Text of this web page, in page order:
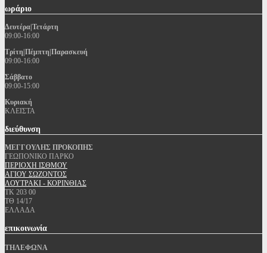
ωράριο
Δευτέρα|Τετάρτη
09:00-16:00
Τρίτη|Πέμπτη|Παρασκευή
09:00-16:00
Σάββατο
09:00-15:00
Κυριακή
ΚΛΕΙΣΤΑ
διεύθυνση
ΜΕΓΓΟΥΛΗΣ ΠΡΟΚΟΠΗΣ
ΓΕΩΠΟΝΙΚΟ ΠΑΡΚΟ
ΠΕΡΙΟΧΗ ΙΣΘΜΟΥ
ΑΓΙΟΥ ΣΩΖΟΝΤΟΣ
ΛΟΥΤΡΑΚΙ - ΚΟΡΙΝΘΙΑΣ
ΤΚ 203 00
ΤΘ 14/17
ΕΛΛΑΔΑ
επικοινωνία
ΤΗΛΕΦΩΝΑ